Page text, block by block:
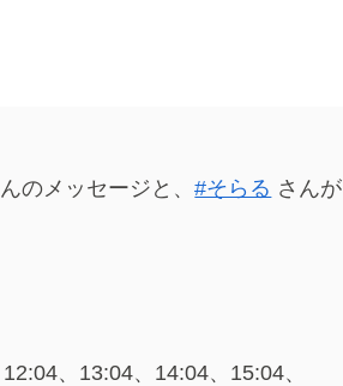
のメッセージと、#そらる さんが
、13:04、14:04、15:04、